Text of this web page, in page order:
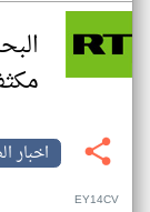
اخبار
EY14CV